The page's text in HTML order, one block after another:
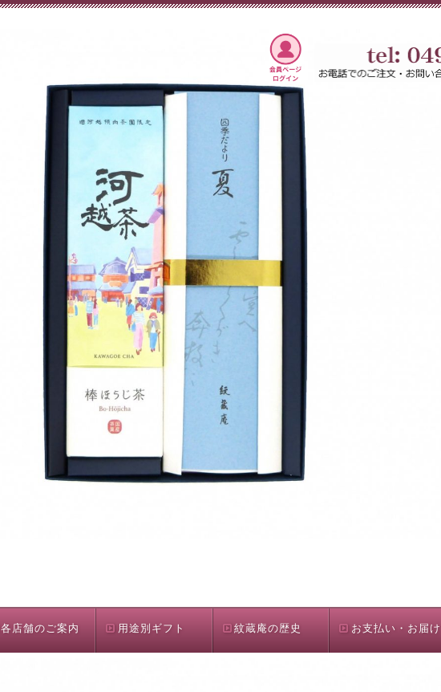
各店舗のご案内 用途別ギフト 紋蔵庵の歴史 お支払い・お届け